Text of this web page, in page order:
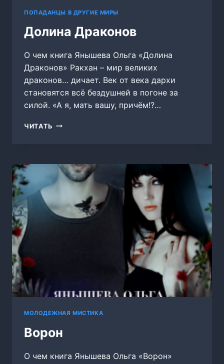
ПОПАДАНЦЫ В ДРУГИЕ МИРЫ
Долина Драконов
О чем книга Янышева Ольга «Долина
Драконов» Ракхан – мир великих
драконов… дичает. Век от века дархи
становятся всё бездушней в погоне за
силой. «А я, мать вашу, причём!?…
ЧИТАТЬ ДОЛИНА
МОЛОДЕЖНАЯ МИСТИКА
Ворон
О чем книга Янышева Ольга «Ворон»